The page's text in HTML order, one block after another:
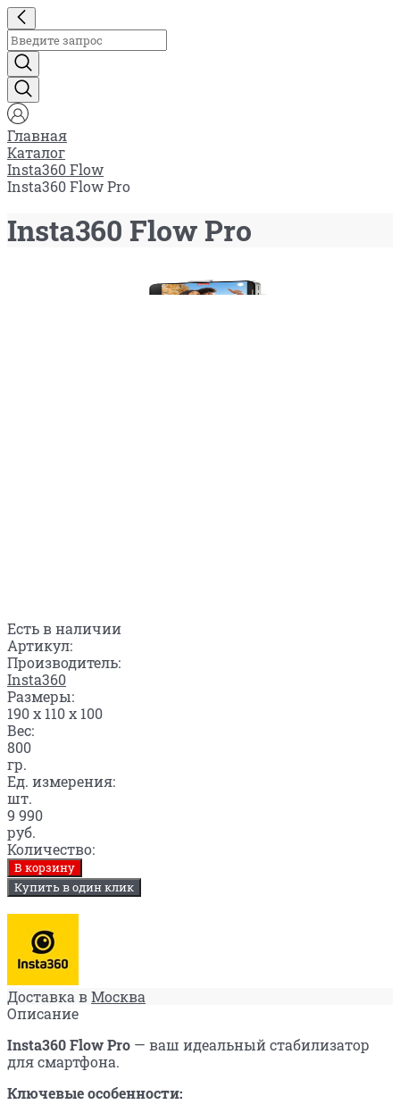
Главная
Каталог
Insta360 Flow
Insta360 Flow Pro
Insta360 Flow Pro
Есть в наличии
Артикул:
Производитель:
Insta360
Размеры:
190 x 110 x 100
Вес:
800
гр.
Ед. измерения:
шт.
9 990
руб.
Количество:
В корзину
Купить в один клик
Доставка вМосква
Описание
Insta360 Flow Pro — ваш идеальный стабилизатор
для смартфона.
Ключевые особенности: